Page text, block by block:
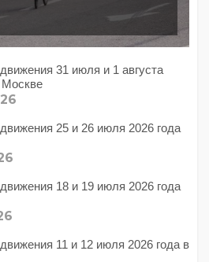
31 июля и 1 августа
Москве
25 и 26 июля 2026 года
18 и 19 июля 2026 года
11 и 12 июля 2026 года в